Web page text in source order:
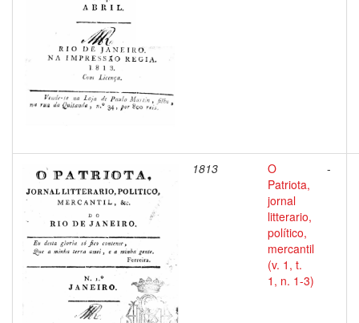
1813
O
Patriota,
jornal
litterario,
político,
mercantil
(v. 1, t.
1, n. 1-3)
-